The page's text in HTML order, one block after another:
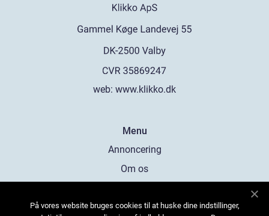
web: www.klikko.dk
Menu
Annoncering
Om os
Kontakt os
På vores website bruges cookies til at huske dine indstillinger,